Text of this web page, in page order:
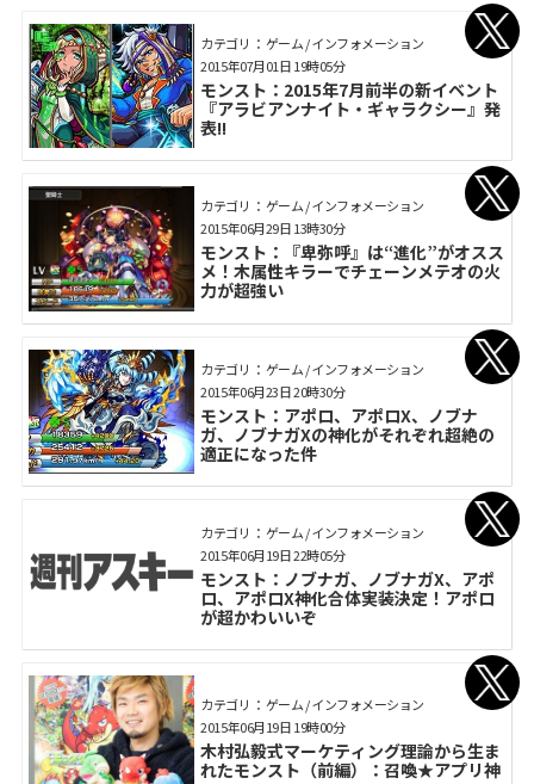
カテゴリ： ゲーム / インフォメーション
モンスト：2015年7月前半の新イベント
『アラビアンナイト・ギャラクシー』発
表!!
2015年07月01日 19時05分
カテゴリ： ゲーム / インフォメーション
モンスト：『卑弥呼』は“進化”がオスス
メ！木属性キラーでチェーンメテオの火
力が超強い
2015年06月29日 13時30分
カテゴリ： ゲーム / インフォメーション
モンスト：アポロ、アポロX、ノブナ
ガ、ノブナガXの神化がそれぞれ超絶の
適正になった件
2015年06月23日 20時30分
カテゴリ： ゲーム / インフォメーション
モンスト：ノブナガ、ノブナガX、アポ
ロ、アポロX神化合体実装決定！アポロ
が超かわいいぞ
2015年06月19日 22時05分
カテゴリ： ゲーム / インフォメーション
木村弘毅式マーケティング理論から生ま
れたモンスト（前編）：召喚★アプリ神
2015年06月19日 19時00分